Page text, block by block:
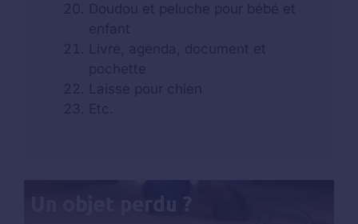
Doudou et peluche pour bébé et
enfant
Livre, agenda, document et
pochette
Laisse pour chien
Etc.